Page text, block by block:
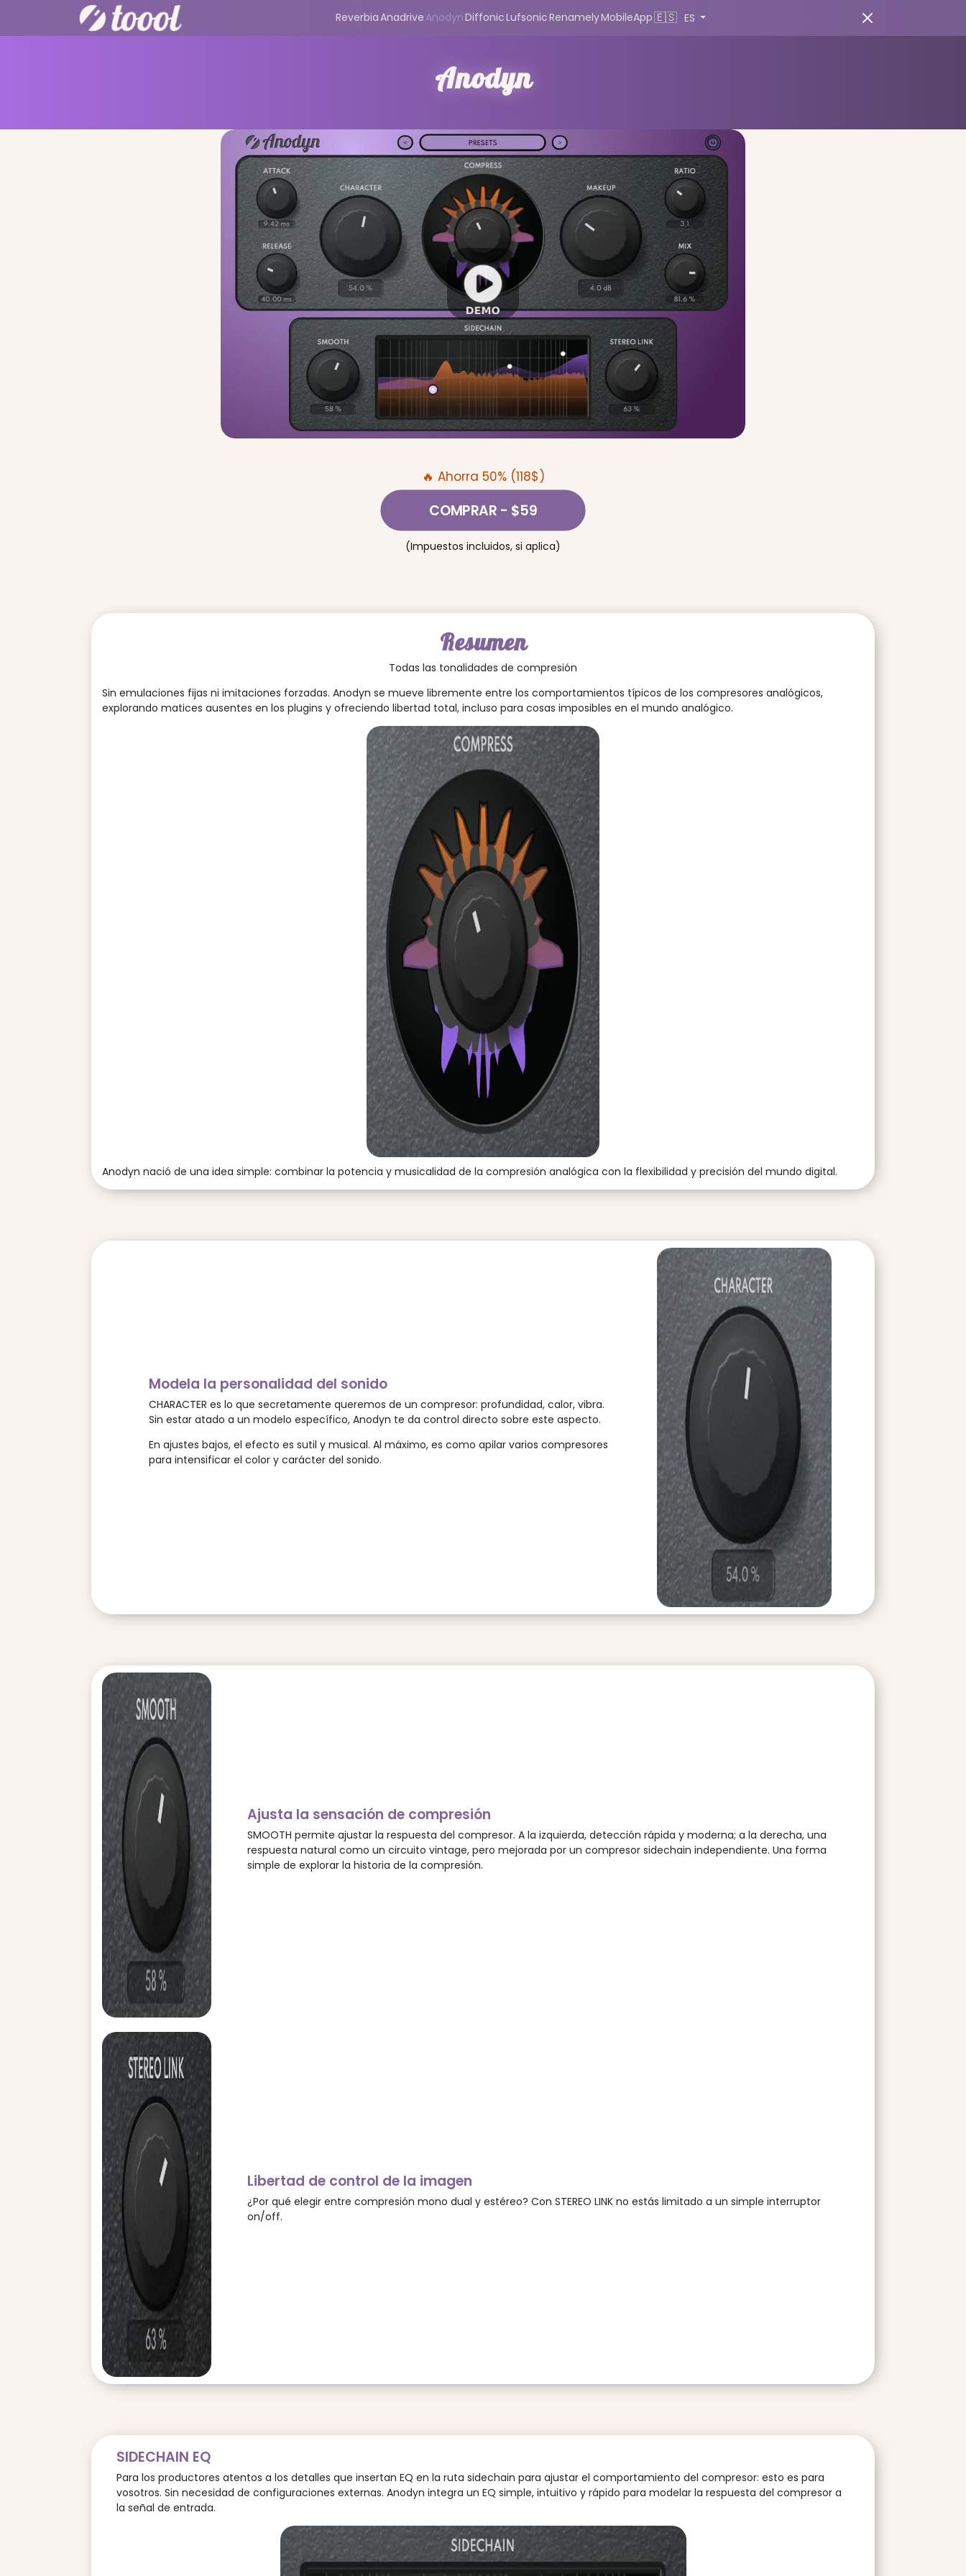
ReverbiaAnadrive AnodynDiffonicLufsonicRenamelyMobileApp🇪🇸 ES
Anodyn
🔥 Ahorra 50% (118$)
COMPRAR - $59
(Impuestos incluidos, si aplica)
Resumen
Todas las tonalidades de compresión
Sin emulaciones fijas ni imitaciones forzadas. Anodyn se mueve libremente entre los comportamientos típicos de los compresores analógicos,
explorando matices ausentes en los plugins y ofreciendo libertad total, incluso para cosas imposibles en el mundo analógico.
Anodyn nació de una idea simple: combinar la potencia y musicalidad de la compresión analógica con la flexibilidad y precisión del mundo digital.
Modela la personalidad del sonido
CHARACTER es lo que secretamente queremos de un compresor: profundidad, calor, vibra.
Sin estar atado a un modelo específico, Anodyn te da control directo sobre este aspecto.
En ajustes bajos, el efecto es sutil y musical. Al máximo, es como apilar varios compresores
para intensificar el color y carácter del sonido.
Ajusta la sensación de compresión
SMOOTH permite ajustar la respuesta del compresor. A la izquierda, detección rápida y moderna; a la derecha, una
respuesta natural como un circuito vintage, pero mejorada por un compresor sidechain independiente. Una forma
simple de explorar la historia de la compresión.
Libertad de control de la imagen
¿Por qué elegir entre compresión mono dual y estéreo? Con STEREO LINK no estás limitado a un simple interruptor
on/off.
SIDECHAIN EQ
Para los productores atentos a los detalles que insertan EQ en la ruta sidechain para ajustar el comportamiento del compresor: esto es para
vosotros. Sin necesidad de configuraciones externas. Anodyn integra un EQ simple, intuitivo y rápido para modelar la respuesta del compresor a
la señal de entrada.